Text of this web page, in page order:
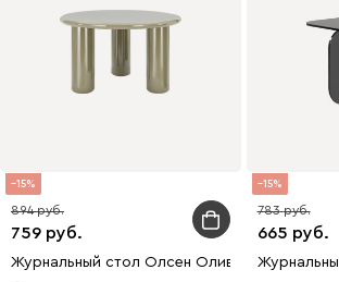
15
759
894
Журнальный стол Олсен Оливковый Глянец
15
665
783